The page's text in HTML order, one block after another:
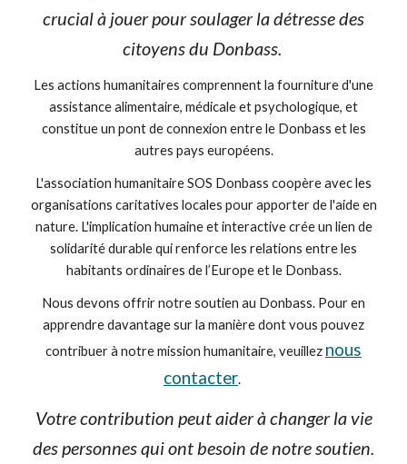
crucial à jouer pour soulager la détresse des
citoyens du Donbass.
Les actions humanitaires comprennent la fourniture d'une
assistance alimentaire, médicale et psychologique, et
constitue un pont de connexion entre le Donbass et les
autres pays européens.
L'association humanitaire SOS Donbass coopère avec les
organisations caritatives locales pour apporter de l'aide en
nature. L'implication humaine et interactive crée un lien de
solidarité durable qui renforce les relations entre les
habitants ordinaires de l’Europe et le Donbass.
Nous devons offrir notre soutien au Donbass. Pour en
apprendre davantage sur la manière dont vous pouvez
contribuer à notre mission humanitaire, veuillez nous
contacter.
Votre contribution peut aider à changer la vie
des personnes qui ont besoin de notre soutien.